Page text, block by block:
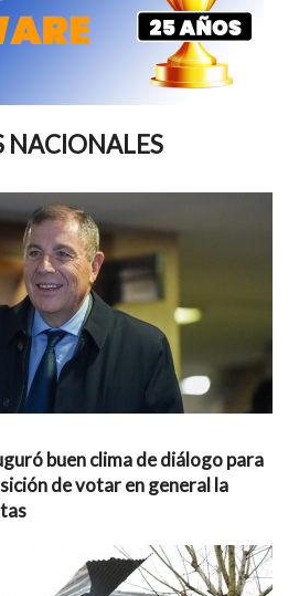
NACIONALES
buen clima de diálogo para
de votar en general la